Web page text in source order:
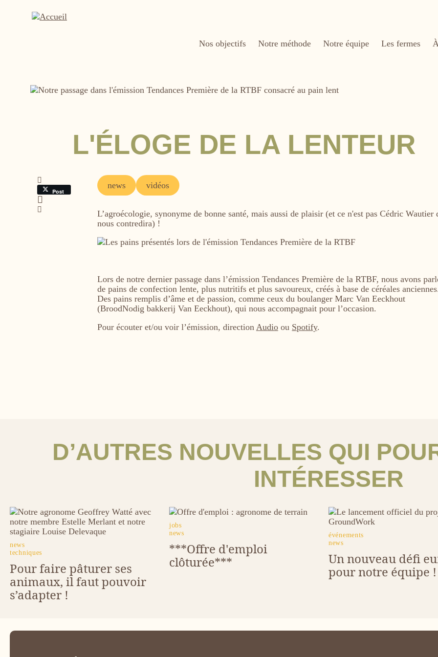
Nos objectifs
Notre méthode Notre équipe Les fermes
Image
L'ÉLOGE DE LA LENTEUR
Post
Tags
news vidéos
L’agroécologie, synonyme de bonne santé, mais aussi de plaisir (et ce n'est pas Cédric Wautier
nous contredira) !
Image
Lors de notre dernier passage dans l’émission Tendances Première de la RTBF, nous avons
de pains de confection lente, plus nutritifs et plus savoureux, créés à base de céréales
Des pains remplis d’âme et de passion, comme ceux du boulanger Marc Van Eeckhout
(BroodNodig bakkerij Van Eeckhout), qui nous accompagnait pour l’occasion.
Pour écouter et/ou voir l’émission, direction Audio ou Spotify.
D’AUTRES NOUVELLES QUI
INTÉRESSER
Image
tags
news
techniques
Pour faire pâturer ses
animaux, il faut pouvoir
s’adapter !
Image
tags
jobs
news
***Offre d'emploi
clôturée***
Image
tags
événements
news
Un nouveau défi
pour notre équipe !